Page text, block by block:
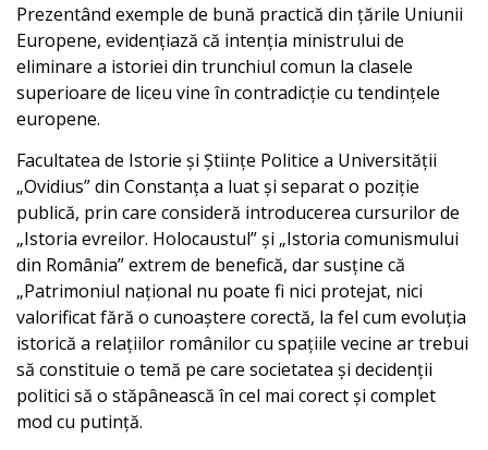
Prezentând exemple de bună practică din țările Uniunii
Europene, evidențiază că intenția ministrului de
eliminare a istoriei din trunchiul comun la clasele
superioare de liceu vine în contradicție cu tendințele
europene.
Facultatea de Istorie și Științe Politice a Universității
„Ovidius” din Constanța a luat și separat o poziție
publică, prin care consideră introducerea cursurilor de
„Istoria evreilor. Holocaustul” și „Istoria comunismului
din România” extrem de benefică, dar susține că
„Patrimoniul național nu poate fi nici protejat, nici
valorificat fără o cunoaștere corectă, la fel cum evoluția
istorică a relațiilor românilor cu spațiile vecine ar trebui
să constituie o temă pe care societatea și decidenții
politici să o stăpânească în cel mai corect și complet
mod cu putință.